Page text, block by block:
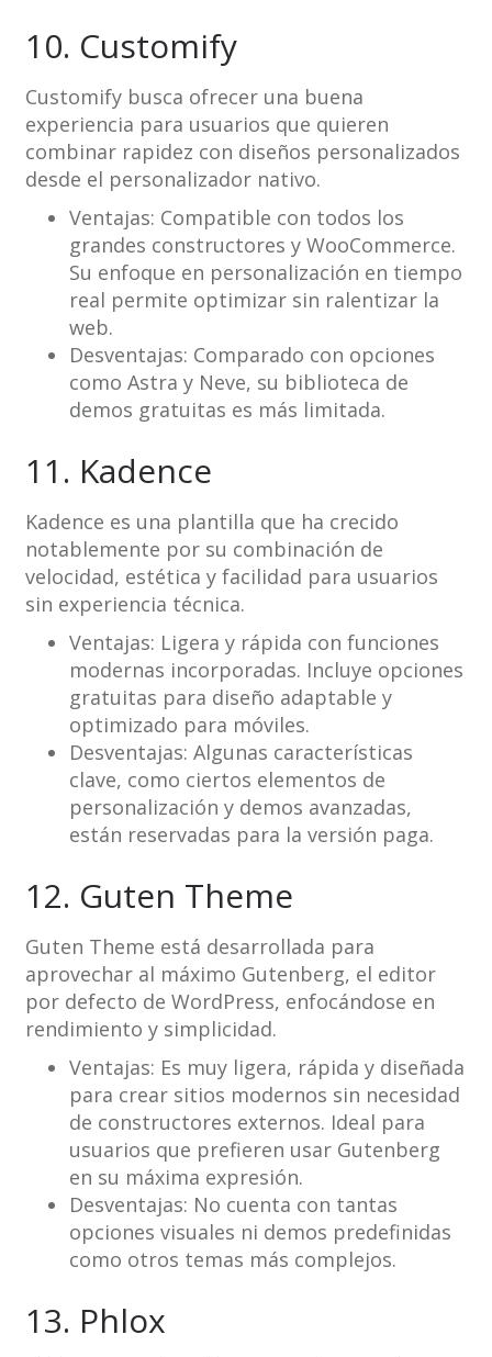
10. Customify
Customify busca ofrecer una buena
experiencia para usuarios que quieren
combinar rapidez con diseños personalizados
desde el personalizador nativo.
Ventajas: Compatible con todos los
grandes constructores y WooCommerce.
Su enfoque en personalización en tiempo
real permite optimizar sin ralentizar la
web.
Desventajas: Comparado con opciones
como Astra y Neve, su biblioteca de
demos gratuitas es más limitada.
11. Kadence
Kadence es una plantilla que ha crecido
notablemente por su combinación de
velocidad, estética y facilidad para usuarios
sin experiencia técnica.
Ventajas: Ligera y rápida con funciones
modernas incorporadas. Incluye opciones
gratuitas para diseño adaptable y
optimizado para móviles.
Desventajas: Algunas características
clave, como ciertos elementos de
personalización y demos avanzadas,
están reservadas para la versión paga.
12. Guten Theme
Guten Theme está desarrollada para
aprovechar al máximo Gutenberg, el editor
por defecto de WordPress, enfocándose en
rendimiento y simplicidad.
Ventajas: Es muy ligera, rápida y diseñada
para crear sitios modernos sin necesidad
de constructores externos. Ideal para
usuarios que prefieren usar Gutenberg
en su máxima expresión.
Desventajas: No cuenta con tantas
opciones visuales ni demos predefinidas
como otros temas más complejos.
13. Phlox